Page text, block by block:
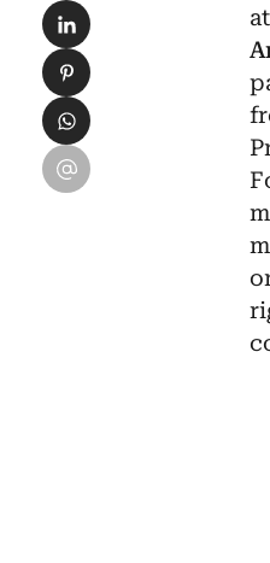
Condividi su
Condividi su
Condividi su
Condividi su Email